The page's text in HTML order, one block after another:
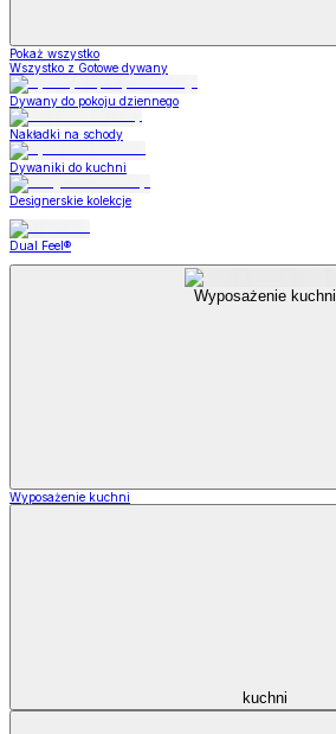
Pokaż wszystko
Wszystko z Gotowe dywany
Dywany do pokoju dziennego
Nakładki na schody
Dywaniki do kuchni
Designerskie kolekcje
Dual Feel®
Wyposażenie kuchni
Wyposażenie kuchni
kuchni